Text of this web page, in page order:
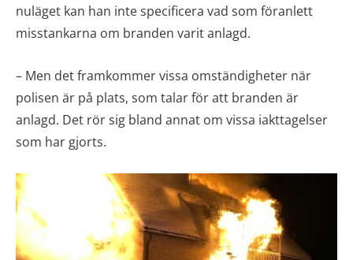
nuläget kan han inte specificera vad som föranlett
misstankarna om branden varit anlagd.
– Men det framkommer vissa omständigheter när
polisen är på plats, som talar för att branden är
anlagd. Det rör sig bland annat om vissa iakttagelser
som har gjorts.